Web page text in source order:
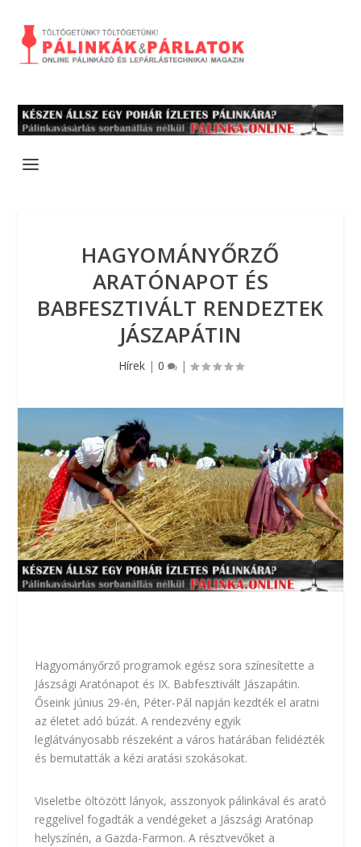
HAGYOMÁNYŐRZŐ
ARATÓNAPOT ÉS
BABFESZTIVÁLT RENDEZTEK
JÁSZAPÁTIN
Hírek| 0 |
Hagyományőrző programok egész sora színesítette a
Jászsági Aratónapot és IX. Babfesztivált Jászapátin.
Őseink június 29-én, Péter-Pál napján kezdték el aratni
az életet adó búzát. A rendezvény egyik
leglátványosabb részeként a város határában felidézték
és bemutatták a kézi aratási szokásokat.
Viseletbe öltözött lányok, asszonyok pálinkával és arató
reggelivel fogadták a vendégeket a Jászsági Aratónap
helyszínén, a Gazda-Farmon. A résztvevőket a